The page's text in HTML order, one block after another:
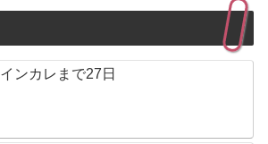
インカレまで27日